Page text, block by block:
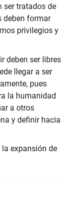
ser tratados de
deben formar
privilegios y
deben ser libres
llegar a ser
pues
la humanidad
a otros
y definir hacia
la expansión de